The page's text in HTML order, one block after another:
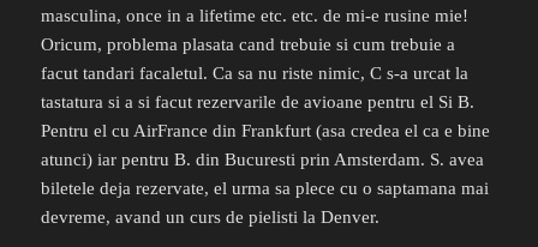
masculina, once in a lifetime etc. etc. de mi-e rusine mie!
Oricum, problema plasata cand trebuie si cum trebuie a
facut tandari facaletul. Ca sa nu riste nimic, C s-a urcat la
tastatura si a si facut rezervarile de avioane pentru el Si B.
Pentru el cu AirFrance din Frankfurt (asa credea el ca e bine
atunci) iar pentru B. din Bucuresti prin Amsterdam. S. avea
biletele deja rezervate, el urma sa plece cu o saptamana mai
devreme, avand un curs de pielisti la Denver.